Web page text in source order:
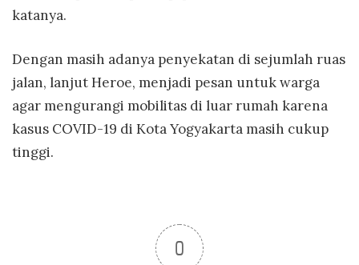
katanya.
Dengan masih adanya penyekatan di sejumlah ruas
jalan, lanjut Heroe, menjadi pesan untuk warga
agar mengurangi mobilitas di luar rumah karena
kasus COVID-19 di Kota Yogyakarta masih cukup
tinggi.
0